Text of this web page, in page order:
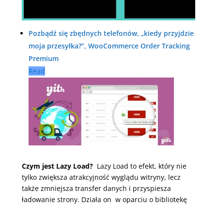
Pozbądź się zbędnych telefonów, „kiedy przyjdzie
moja przesyłka?”, WooCommerce Order Tracking
Premium
Read
Czym jest Lazy Load?Lazy Load to efekt, który nie
tylko zwiększa atrakcyjność wyglądu witryny, lecz
także zmniejsza transfer danych i przyspiesza
ładowanie strony. Działa on w oparciu o bibliotekę